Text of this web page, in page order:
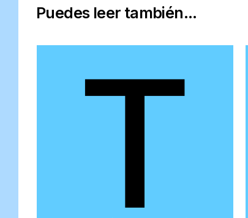
Puedes leer también...